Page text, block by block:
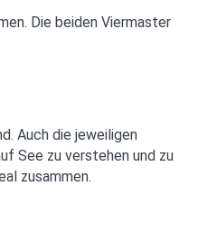
Die beiden Viermaster
Auch die jeweiligen
See zu verstehen und zu
zusammen.